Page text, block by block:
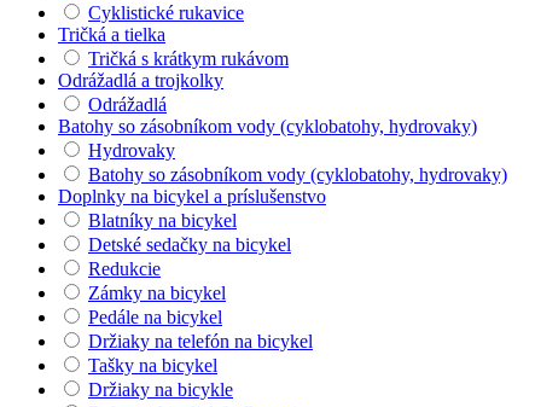
Cyklistické rukavice
Tričká a tielka
Tričká s krátkym rukávom
Odrážadlá a trojkolky
Odrážadlá
Batohy so zásobníkom vody (cyklobatohy, hydrovaky)
Hydrovaky
Batohy so zásobníkom vody (cyklobatohy, hydrovaky)
Doplnky na bicykel a príslušenstvo
Blatníky na bicykel
Detské sedačky na bicykel
Redukcie
Zámky na bicykel
Pedále na bicykel
Držiaky na telefón na bicykel
Tašky na bicykel
Držiaky na bicykle